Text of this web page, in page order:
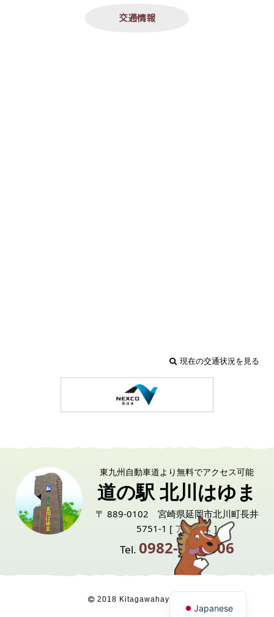
交通情報
現在の交通状況を見る
東九州自動車道より無料でアクセス可能
道の駅 北川はゆま
〒 889-0102 宮崎県延岡市北川町長井
5751-1 [ アクセス ]
Tel. 0982-24-6006
2018 Kitagawahayuma
Japanese